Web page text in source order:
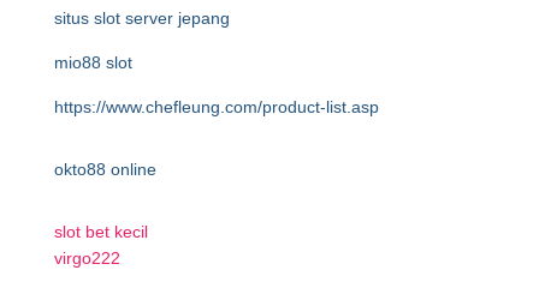
situs slot server jepang
mio88 slot
https://www.chefleung.com/product-list.asp
okto88 online
slot bet kecil
virgo222